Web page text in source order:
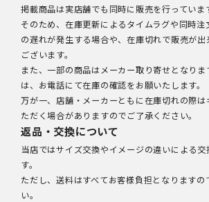
掲載商品は実店舗でも同時に販売を行っていま
そのため、在庫更新によるタイムラグや同時
の遅れが発生する場合や、在庫切れで販売が
ございます。
また、一部の商品はメーカー取り寄せとなり
は、お電話にて在庫の確認をお願いたします。
万が一、店舗・メーカーともに在庫切れの際
ただく場合がありますのでご了承ください。
返品・交換について
当店ではサイズ交換やイメージの違いによる交
す。
ただし、送料はすべてお客様負担となりますの
い。